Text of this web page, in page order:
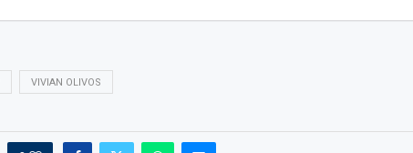
VIVIAN OLIVOS